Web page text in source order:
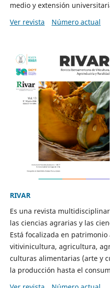
medio y extensión
Ver revista
Número actual
RIVAR
Es una revista
las ciencias agrarias y las
Está focalizada en
vitivinicultura, agricultura,
culturas alimentarias (arte y
la producción hasta el